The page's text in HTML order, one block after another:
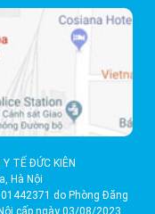
TẾ ĐỨC KIÊN
Hà Nội
do Phòng Đăng
cấp ngày 03/08/2023